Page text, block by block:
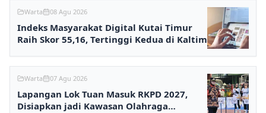
Warta 08 Agu 2026
Indeks Masyarakat Digital Kutai Timur
Raih Skor 55,16, Tertinggi Kedua di Kaltim
Warta 07 Agu 2026
Lapangan Lok Tuan Masuk RKPD 2027,
Disiapkan jadi Kawasan Olahraga